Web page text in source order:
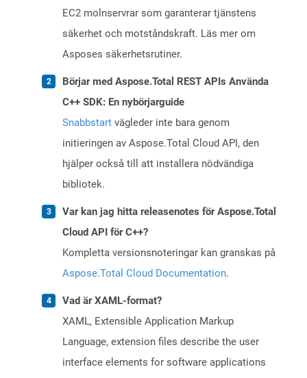
EC2 molnservrar som garanterar tjänstens
säkerhet och motståndskraft. Läs mer om
Asposes säkerhetsrutiner.
Börjar med Aspose.Total REST APIs Använda
C++ SDK: En nybörjarguide
Snabbstart vägleder inte bara genom
initieringen av Aspose.Total Cloud API, den
hjälper också till att installera nödvändiga
bibliotek.
Var kan jag hitta releasenotes för Aspose.Total
Cloud API för C++?
Kompletta versionsnoteringar kan granskas på
Aspose.Total Cloud Documentation.
Vad är XAML-format?
XAML, Extensible Application Markup
Language, extension files describe the user
interface elements for software applications